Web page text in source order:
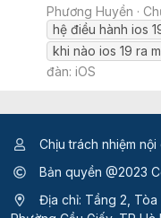
Phương Huyền
hệ điều hành ios
khi nào ios 19 ra
đàn: iOS
Chịu trách nhiệm nội
Bản quyền @2023
Địa chỉ: Tầng 2, Tòa